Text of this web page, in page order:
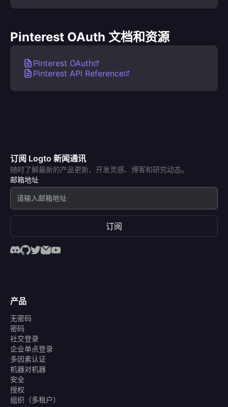
Pinterest OAuth 文档和资源
Pinterest OAuth
Pinterest API Reference
订阅 Logto 新闻通讯
随时了解最新的产品更新、开发灵感、博客和研究动态。
邮箱地址
订阅
产品
无密码
密码
社交登录
企业单点登录
多因素认证
机器对机器
安全
授权
组织（多租户）